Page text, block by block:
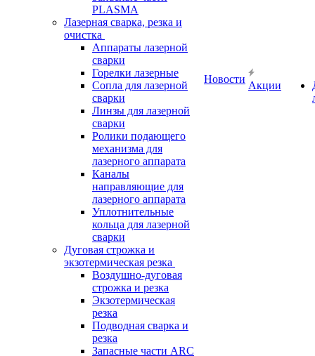
PLASMA
Лазерная сварка, резка и
очистка
Аппараты лазерной
сварки
Горелки лазерные
Сопла для лазерной
сварки
Линзы для лазерной
сварки
Ролики подающего
механизма для
лазерного аппарата
Каналы
направляющие для
лазерного аппарата
Уплотнительные
кольца для лазерной
сварки
Дуговая строжка и
экзотермическая резка
Воздушно-дуговая
строжка и резка
Экзотермическая
резка
Подводная сварка и
резка
Запасные части ARC
Новости
Акции